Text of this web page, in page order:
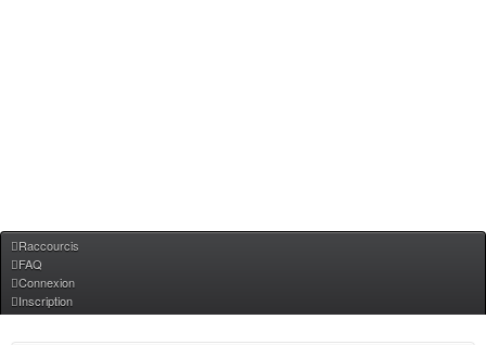
Raccourcis
FAQ
Connexion
Inscription